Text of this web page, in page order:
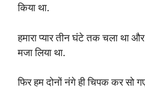
किया था.
हमारा प्यार तीन घंटे तक चला था
मजा लिया था.
फिर हम दोनों नंगे ही चिपक कर सो